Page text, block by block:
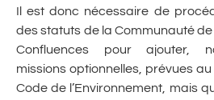
Il est donc nécessaire de
des statuts de la Communauté
Confluences pour ajouter,
missions optionnelles, prévues au
Code de l’Environnement, mais